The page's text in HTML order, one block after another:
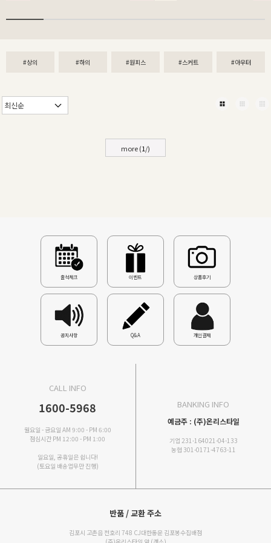
#상의 #하의 #원피스 #스커트 #아우터
more (1/)
출석체크 이벤트 상품후기
공지사항 Q&A 개인결제
CALL INFO
1600-5968
월요일 - 금요일 AM 9:00 - PM 6:00
점심시간 PM 12:00 - PM 1:00
일요일, 공휴일은 쉽니다!
(토요일 배송업무만 진행)
BANKING INFO
예금주 : (주)온리스타일
기업 231-164021-04-133
농협 301-0171-4763-11
반품 / 교환 주소
김포시 고촌읍 전호리 748 CJ대한통운 김포봉수집배점